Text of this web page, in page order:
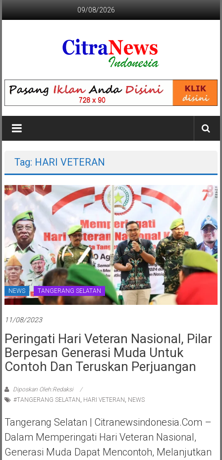
09/08/2026
CITRANEWS
INDONESIA
BERANI
DAN
KRISTIS
Tag: HARI VETERAN
NEWS TANGERANG SELATAN
11/08/2023
Peringati Hari Veteran Nasional, Pilar
Berpesan Generasi Muda Untuk
Contoh Dan Teruskan Perjuangan
Diposkan Oleh:Redaksi
#TANGERANG SELATAN, HARI VETERAN, NEWS
Tangerang Selatan | Citranewsindonesia.com –
Dalam Memperingati Hari Veteran Nasional,
Generasi Muda Dapat Mencontoh, Melanjutkan